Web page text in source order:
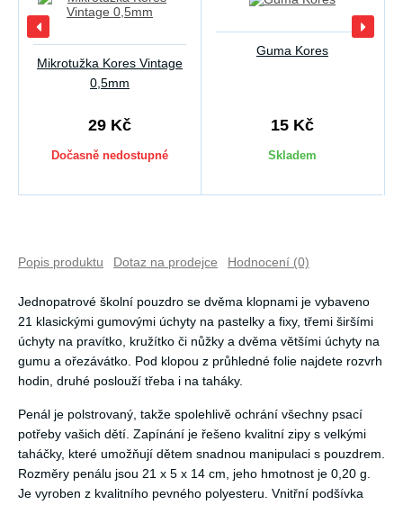
Mikrotužka Kores Vintage
0,5mm
29 Kč
Dočasně nedostupné
Guma Kores
15 Kč
Skladem
Popis produktu Dotaz na prodejce Hodnocení (0)
Jednopatrové školní pouzdro se dvěma klopnami je vybaveno
21 klasickými gumovými úchyty na pastelky a fixy, třemi širšími
úchyty na pravítko, kružítko či nůžky a dvěma většími úchyty na
gumu a ořezávátko. Pod klopou z průhledné folie najdete rozvrh
hodin, druhé poslouží třeba i na taháky.
Penál je polstrovaný, takže spolehlivě ochrání všechny psací
potřeby vašich dětí. Zapínání je řešeno kvalitní zipy s velkými
taháčky, které umožňují dětem snadnou manipulaci s pouzdrem.
Rozměry penálu jsou 21 x 5 x 14 cm, jeho hmotnost je 0,20 g.
Je vyroben z kvalitního pevného polyesteru. Vnitřní podšívka